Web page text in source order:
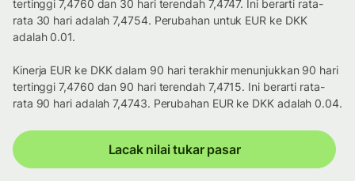
tertinggi 7,4760 dan 30 hari terendah 7,4747. Ini berarti rata-
rata 30 hari adalah 7,4754. Perubahan untuk EUR ke DKK
adalah 0.01.
Kinerja EUR ke DKK dalam 90 hari terakhir menunjukkan 90 hari
tertinggi 7,4760 dan 90 hari terendah 7,4715. Ini berarti rata-
rata 90 hari adalah 7,4743. Perubahan EUR ke DKK adalah 0.04.
Lacak nilai tukar pasar